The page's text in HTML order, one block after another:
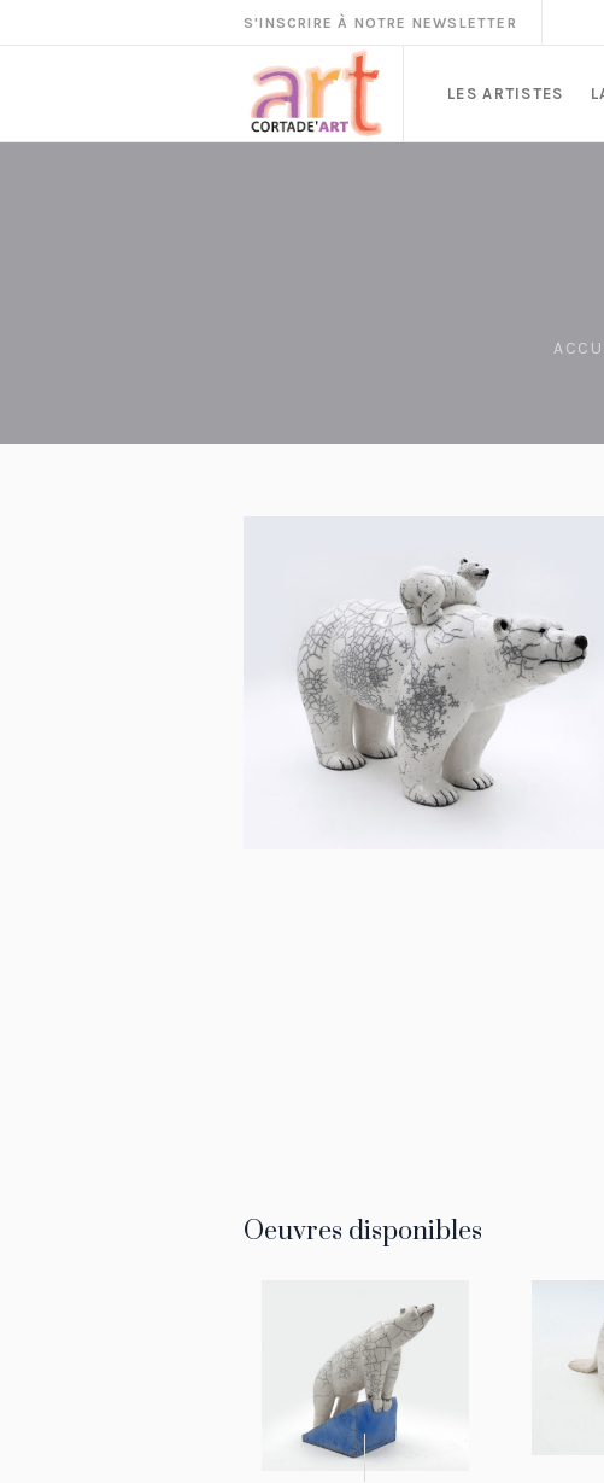
S'INSCRIRE À NOTRE NEWSLETTER
LES ARTISTES
Oeuvres disponibles